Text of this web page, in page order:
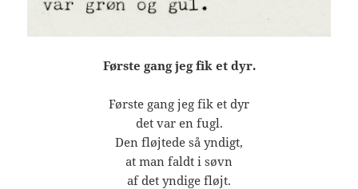
Første gang jeg fik et dyr.
Første gang jeg fik et dyr
det var en fugl.
Den fløjtede så yndigt,
at man faldt i søvn
af det yndige fløjt.